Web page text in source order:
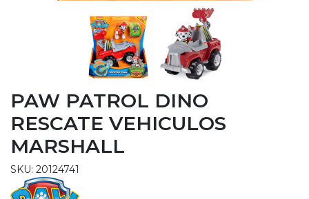
PAW PATROL DINO
RESCATE VEHICULOS
MARSHALL
SKU: 20124741